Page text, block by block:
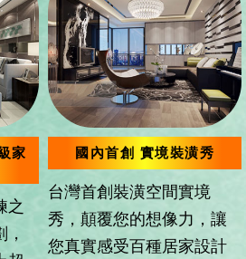
家
之
國內首創 實境裝潢秀
台灣首創裝潢空間實境
秀，顛覆您的想像力，讓
您真實感受百種居家設計